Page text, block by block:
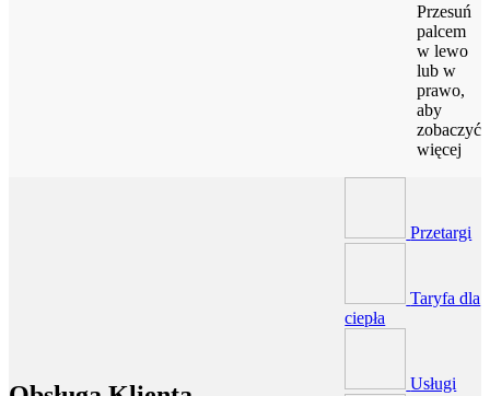
Przesuń
palcem
w lewo
lub w
prawo,
aby
zobaczyć
więcej
Przetargi
Taryfa dla
ciepła
Usługi